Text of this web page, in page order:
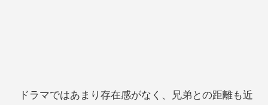
ドラマではあまり存在感がなく、兄弟との距離も近